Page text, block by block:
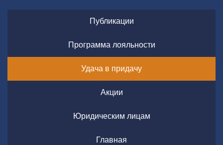
Публикации
Программа лояльности
Удача в придачу
Акции
Юридическим лицам
Главная